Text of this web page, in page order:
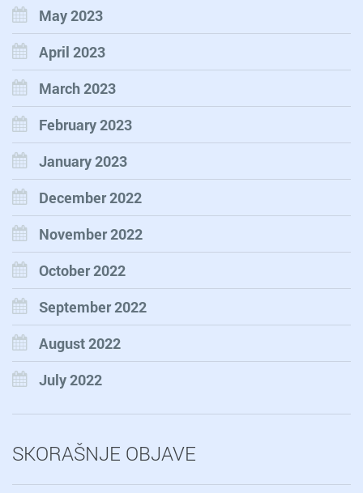
May 2023
April 2023
March 2023
February 2023
January 2023
December 2022
November 2022
October 2022
September 2022
August 2022
July 2022
SKORAŠNJE OBJAVE